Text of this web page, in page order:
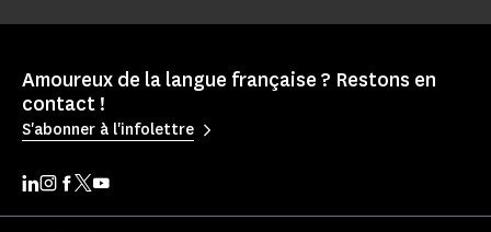
Amoureux de la langue française ? Restons en
contact !
S'abonner à l'infolettre